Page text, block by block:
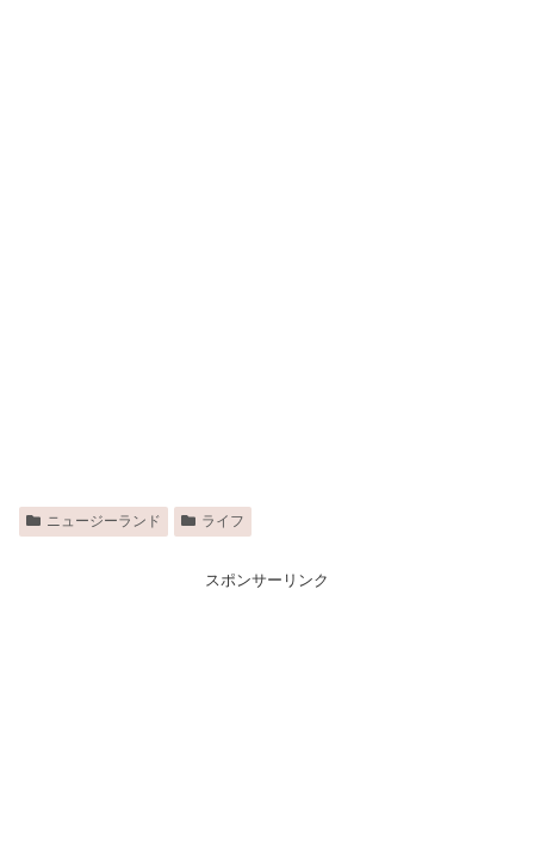
ニュージーランド ライフ
スポンサーリンク